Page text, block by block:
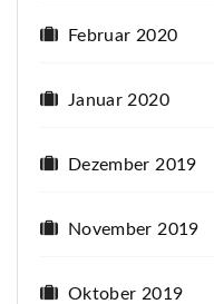
Februar 2020
Januar 2020
Dezember 2019
November 2019
Oktober 2019